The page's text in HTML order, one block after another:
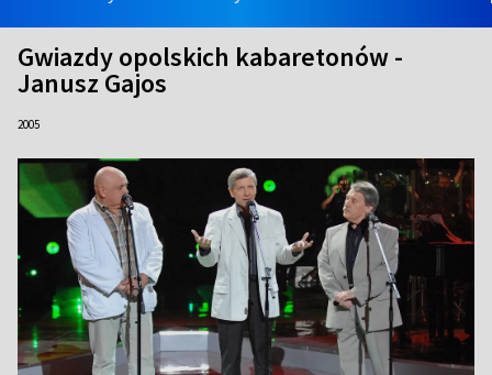
Gwiazdy opolskich kabaretonów -
Janusz Gajos
2005